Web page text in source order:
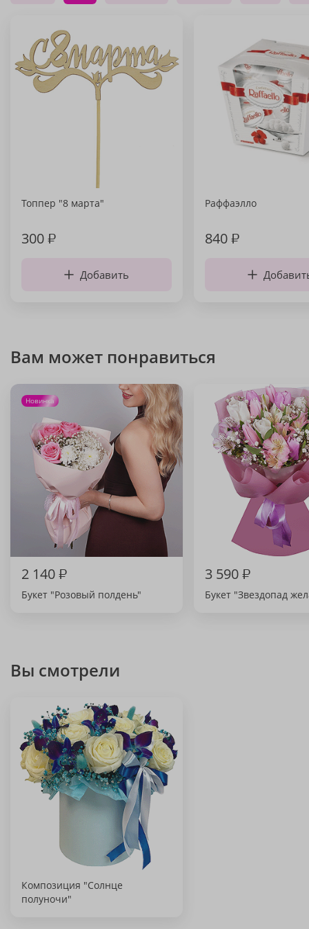
Топпер "8 марта"
300₽
Добавить
Раффаэлло
840₽
Вам может понравиться
Новинка
2 140₽
Букет "Розовый полдень"
3 590₽
Букет "Звездопад
Вы смотрели
Композиция "Солнце
полуночи"